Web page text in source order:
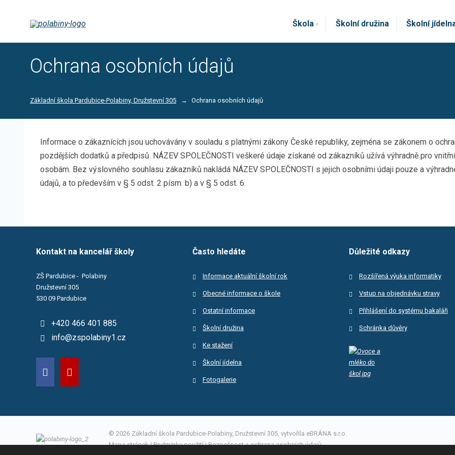
Škola Školní družina Školní
Ochrana osobních údajů
Základní škola Pardubice-Polabiny, Družstevní 305 Ochrana osobních údajů
Informace o zákaznících jsou uchovávány v souladu s platnými zákony České republiky, zejména se zákonem o
pozdějších dodatků a předpisů. NÁZEV SPOLEČNOSTI veškeré údaje získané od zákazníků užívá výhradně pro
osobám. Bez výslovného souhlasu zákazníků nakládá NÁZEV SPOLEČNOSTI s jejich osobními údaji pouze a
údajů, a to především v § 5 odst. 2 písm. b) a v § 5 odst. 6.
Kontakt na kancelář školy
ZŠ Pardubice - Polabiny
Družstevní 305
530 09 Pardubice
+420 466 401 885
info@zspolabiny1.cz
Často hledáte
Informace aktuální školní rok
Obecné informace o škole
Ostatní informace
Školní družina
Ke stažení
Školní jídelna
Fotogalerie
Důležité odkazy
Rozšířená výuka informatiky
Vstup na objednávku stravy
Přihlášení do systému bakaláři
Schránka důvěry
© 2026 Základní škola Pardubice-Polabiny, Družstevní 305, vytvořila eBRÁNA s.r.o.
Mapa stránek |Podmínky použití |Bezpečnost a ochrana osobních údajů